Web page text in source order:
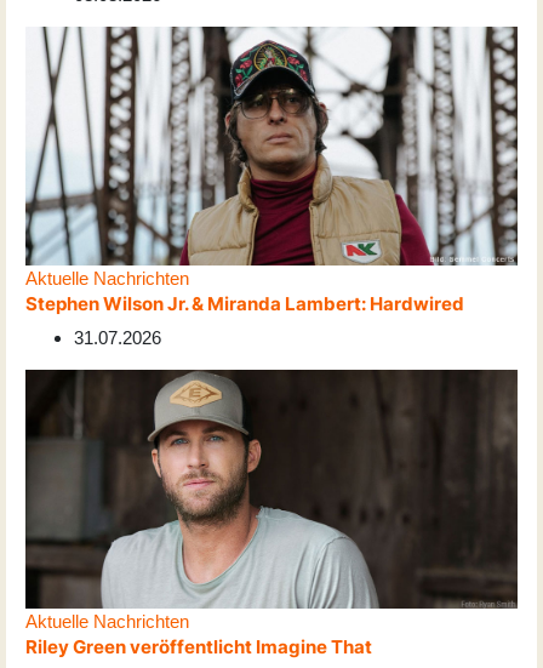
Aktuelle Nachrichten
Stephen Wilson Jr. & Miranda Lambert: Hardwired
31.07.2026
Aktuelle Nachrichten
Riley Green veröffentlicht Imagine That